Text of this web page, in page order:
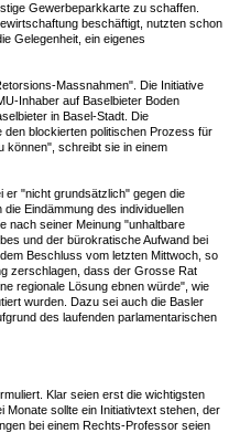
Gewerbeparkkarte zu schaffen.
beschäftigt, nutzten schon
Gelegenheit, ein eigenes
Massnahmen". Die Initiative
Inhaber auf Baselbieter Boden
in Basel-Stadt. Die
den blockierten politischen Prozess für
können", schreibt sie in einem
er "nicht grundsätzlich" gegen die
Eindämmung des individuellen
nach seiner Meinung "unhaltbare
und der bürokratische Aufwand bei
Beschluss vom letzten Mittwoch, so
zerschlagen, dass der Grosse Rat
regionale Lösung ebnen würde", wie
wurden. Dazu sei auch die Basler
des laufenden parlamentarischen
Klar seien erst die wichtigsten
sollte ein Initiativtext stehen, der
bei einem Rechts-Professor seien